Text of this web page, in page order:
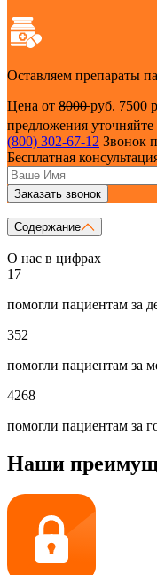
Оставляем препараты
Цена от 8000руб. 7500
предложения
(800) 302-67-12 Звонок
Бесплатная
Заказать звонок
Содержание
О нас в цифрах
17
помогли пациентам за
352
помогли пациентам за
4268
помогли пациентам за
Наши